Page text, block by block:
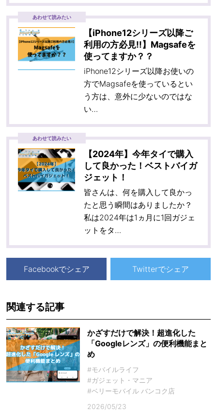
あわせて読みたい
【iPhone12シリーズ以降ご
利用の方必見!!】Magsafeを
使ってますか？？
iPhone12シリーズ以降お使いの
方でMagsafeを使っているとい
う方は、意外に少ないのではな
い…
あわせて読みたい
【2024年】今年タイで購入
して良かった！ベストバイガ
ジェット！
皆さんは、何を購入して良かっ
たと思う瞬間はありましたか？
私は2024年は1ヵ月に1回ガジェ
ットをタ…
Facebookでシェア Twitterでシェア
関連する記事
かざすだけで解決！超進化した
「Googleレンズ」の便利機能まと
め
#モバイルライフ
#ガジェット・マニア
#ベリーモバイル バンコク店
2026/05/23